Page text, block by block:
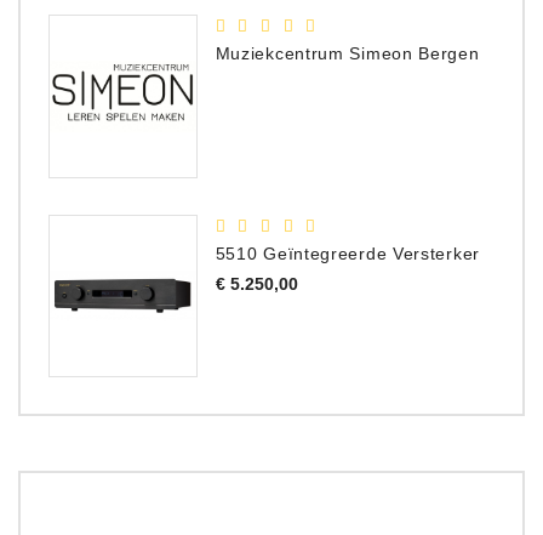
Muziekcentrum Simeon Bergen
5510 Geïntegreerde Versterker
€ 5.250,00Prijs